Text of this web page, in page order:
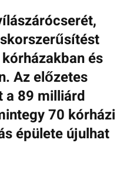
és
Az előzetes
a 89 milliárd
70 kórházi
épülete újulhat